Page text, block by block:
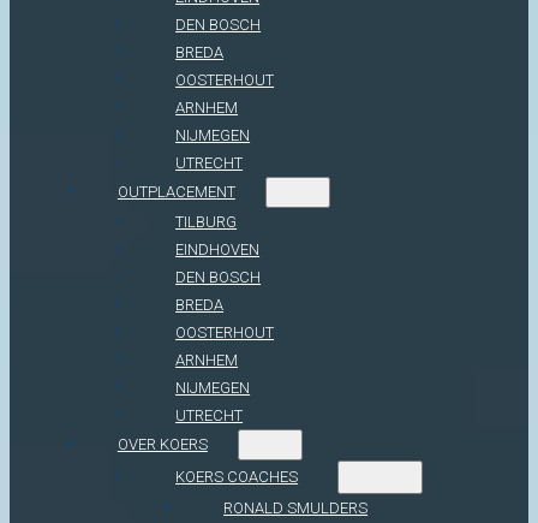
DEN BOSCH
BREDA
OOSTERHOUT
ARNHEM
NIJMEGEN
UTRECHT
OUTPLACEMENT
TILBURG
EINDHOVEN
DEN BOSCH
BREDA
OOSTERHOUT
ARNHEM
NIJMEGEN
UTRECHT
OVER KOERS
KOERS COACHES
RONALD SMULDERS